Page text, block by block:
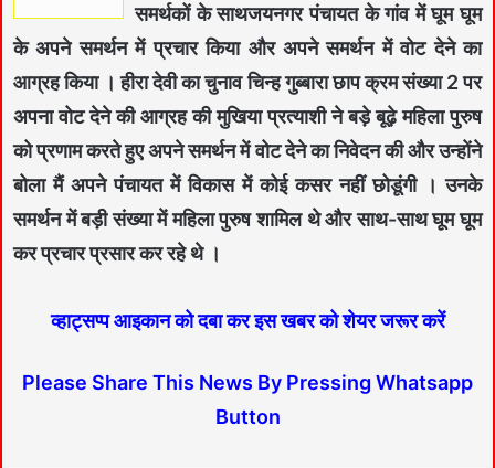
समर्थकों के साथजयनगर पंचायत के गांव में घूम घूम
के अपने समर्थन में प्रचार किया और अपने समर्थन में वोट देने का
आग्रह किया । हीरा देवी का चुनाव चिन्ह गुब्बारा छाप क्रम संख्या 2 पर
अपना वोट देने की आग्रह की मुखिया प्रत्याशी ने बड़े बूढ़े महिला पुरुष
को प्रणाम करते हुए अपने समर्थन में वोट देने का निवेदन की और उन्होंने
बोला मैं अपने पंचायत में विकास में कोई कसर नहीं छोडूंगी । उनके
समर्थन में बड़ी संख्या में महिला पुरुष शामिल थे और साथ-साथ घूम घूम
कर प्रचार प्रसार कर रहे थे ।
व्हाट्सप्प आइकान को दबा कर इस खबर को शेयर जरूर करें
Please Share This News By Pressing Whatsapp
Button